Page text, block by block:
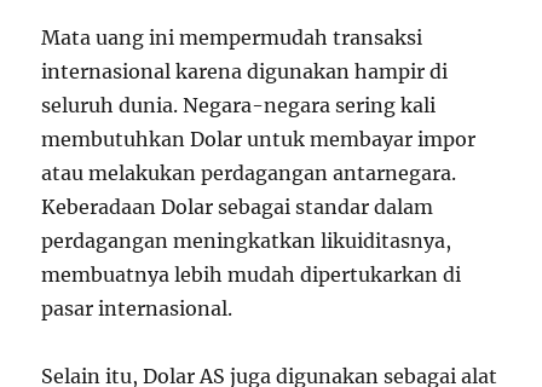
Mata uang ini mempermudah transaksi
internasional karena digunakan hampir di
seluruh dunia. Negara-negara sering kali
membutuhkan Dolar untuk membayar impor
atau melakukan perdagangan antarnegara.
Keberadaan Dolar sebagai standar dalam
perdagangan meningkatkan likuiditasnya,
membuatnya lebih mudah dipertukarkan di
pasar internasional.
Selain itu, Dolar AS juga digunakan sebagai alat